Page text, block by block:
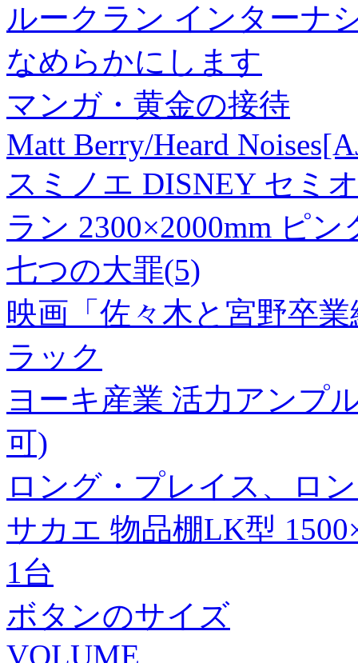
ルークラン インターナ
なめらかにします
マンガ・黄金の接待
Matt Berry/Heard
スミノエ DISNEY セミ
ラン 2300×2000mm ピ
七つの大罪(5)
映画「佐々木と宮野卒
ラック
ヨーキ産業 活力アンプ
可)
ロング・プレイス、ロ
サカエ 物品棚LK型
1台
ボタンのサイズ
VOLUME